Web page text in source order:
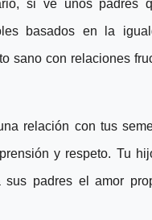
si ve unos padres
basados en la
sano con relaciones
relación con tus
y respeto. Tu
sus padres el amor